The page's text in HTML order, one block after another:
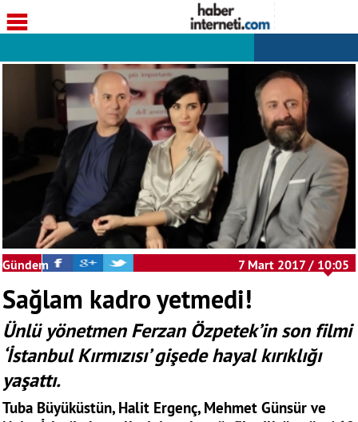
Gündem 7 Mart 2017 / 10:05
Sağlam kadro yetmedi!
Ünlü yönetmen Ferzan Özpetek’in son filmi
‘İstanbul Kırmızısı’ gişede hayal kırıklığı
yaşattı.
Tuba Büyüküstün, Halit Ergenç, Mehmet Günsür ve